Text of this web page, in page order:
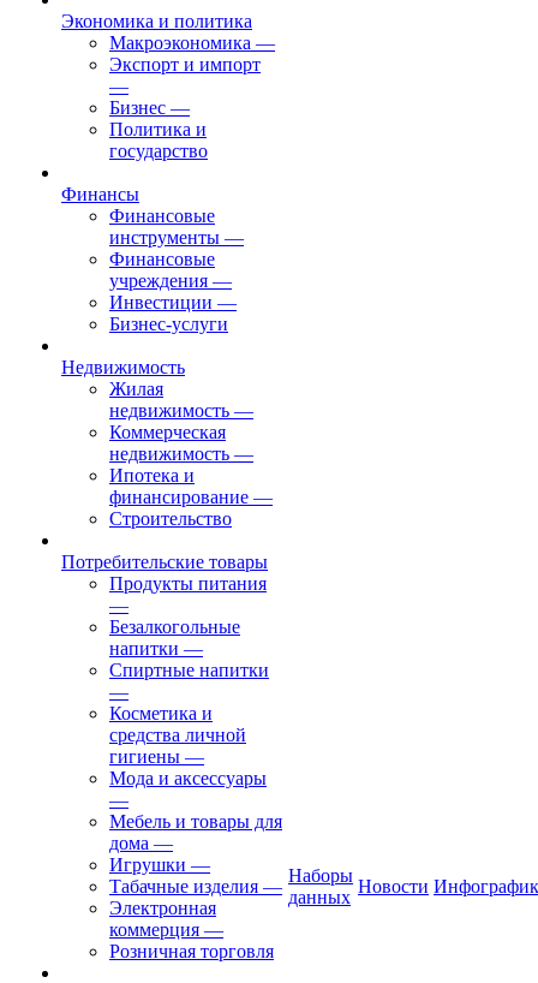
Экономика и политика
Макроэкономика —
Экспорт и импорт
—
Бизнес —
Политика и
государство
Финансы
Финансовые
инструменты —
Финансовые
учреждения —
Инвестиции —
Бизнес-услуги
Недвижимость
Жилая
недвижимость —
Коммерческая
недвижимость —
Ипотека и
финансирование —
Строительство
Потребительские товары
Продукты питания
—
Безалкогольные
напитки —
Спиртные напитки
—
Косметика и
средства личной
гигиены —
Мода и аксессуары
—
Мебель и товары для
дома —
Игрушки —
Табачные изделия —
Электронная
коммерция —
Розничная торговля
Наборы
данных
Новости